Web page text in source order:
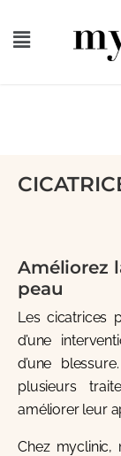
Améliorez
peau
Les cicatrices
d’une
d’une
plusieurs
améliorer leur
Chez myclinic,